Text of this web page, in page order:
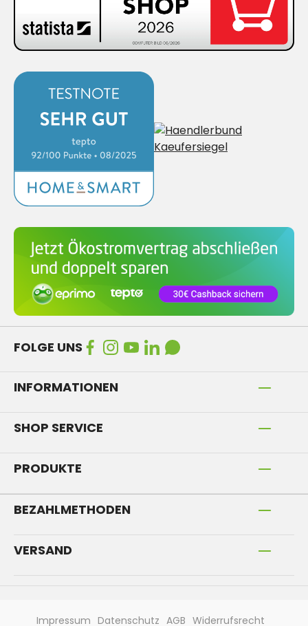
FOLGE UNS
INFORMATIONEN
SHOP SERVICE
PRODUKTE
BEZAHLMETHODEN
VERSAND
Impressum Datenschutz AGB Widerrufsrecht